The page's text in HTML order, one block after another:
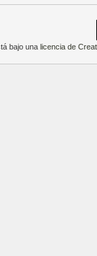
bajo unalicencia de